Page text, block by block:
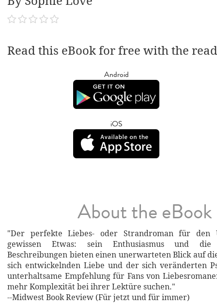
Read this eBook for free with the
Android
iOS
About the eBook
"Der perfekte Liebes- oder Strandroman für den
gewissen Etwas: sein Enthusiasmus und die
Beschreibungen bieten einen unerwarteten Blick auf
sich entwickelnden Liebe und der sich veränderten
unterhaltsame Empfehlung für Fans von
mehr Komplexität bei ihrer Lektüre suchen."
--Midwest Book Review (Für jetzt und für immer)